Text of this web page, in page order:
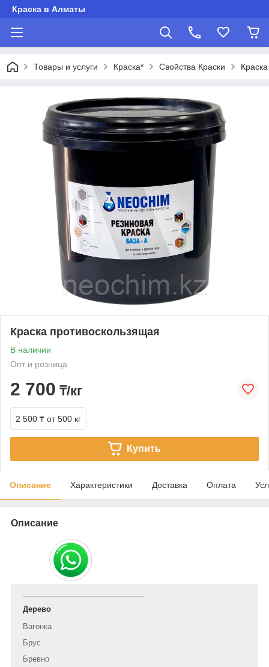
Краска в Алматы
Товары и услуги Краска* Свойства Краски
Краска противоскользящая
В наличии
Опт и розница
2 700 ₸/кг
2 500 ₸ от 500 кг
Купить
Описание Характеристики Доставка Оплата
Описание
Дерево
Вагонка
Брус
Бревно